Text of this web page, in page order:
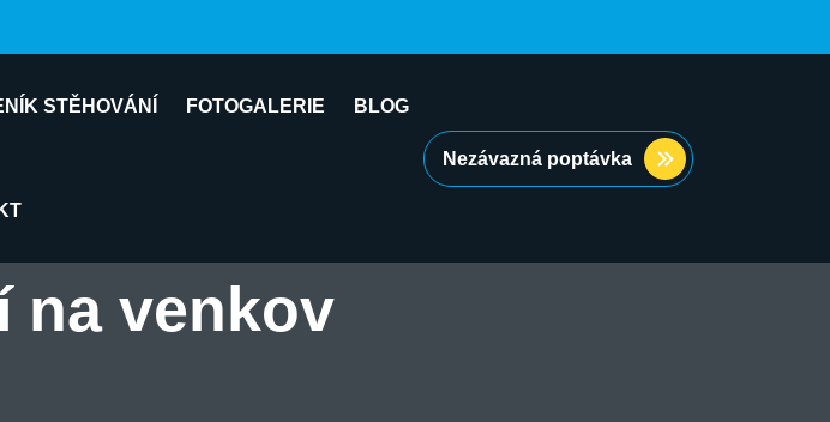
STĚHOVÁNÍ FOTOGALERIE BLOG
Nezávazná poptávka
na venkov